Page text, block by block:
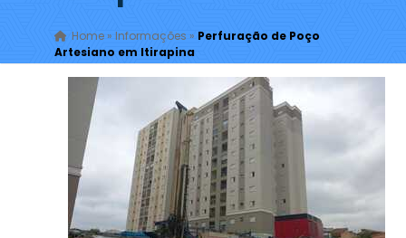
Home» Informações » Perfuração de Poço
Artesiano em Itirapina